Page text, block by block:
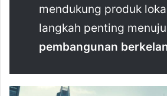
mendukung produk
langkah penting menuju
pembangunan